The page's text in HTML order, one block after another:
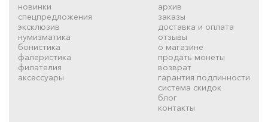
новинки
спецпредложения
эксклюзив
нумизматика
бонистика
фалеристика
филателия
аксессуары
архив
заказы
доставка и оплата
отзывы
о магазине
продать монеты
возврат
гарантия подлинности
система скидок
блог
контакты